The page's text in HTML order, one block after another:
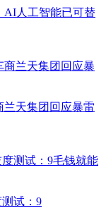
AI人工智能已可替
兰天集团回应暴雷
测试：9